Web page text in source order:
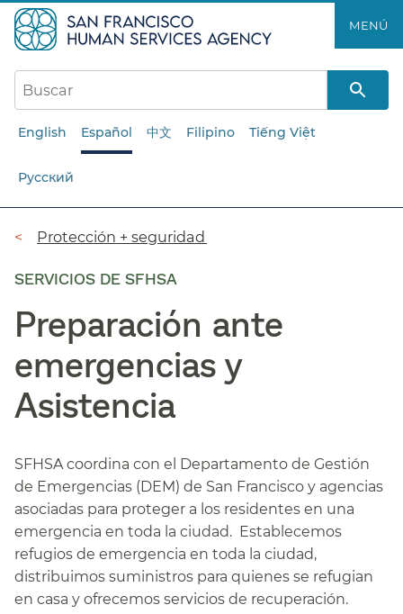
al
contenido
principal​​
MENÚ​​
English Español 中文 Filipino Tiếng Việt
Русский
Ruta
de
Protección + seguridad​​
SERVICIOS DE SFHSA
Preparación ante
emergencias y
Asistencia​​
SFHSA coordina con el Departamento de Gestión
de Emergencias (DEM) de San Francisco y agencias
asociadas para proteger a los residentes en una
emergencia en toda la ciudad. Establecemos
refugios de emergencia en toda la ciudad,
distribuimos suministros para quienes se refugian
en casa y ofrecemos servicios de recuperación.​​